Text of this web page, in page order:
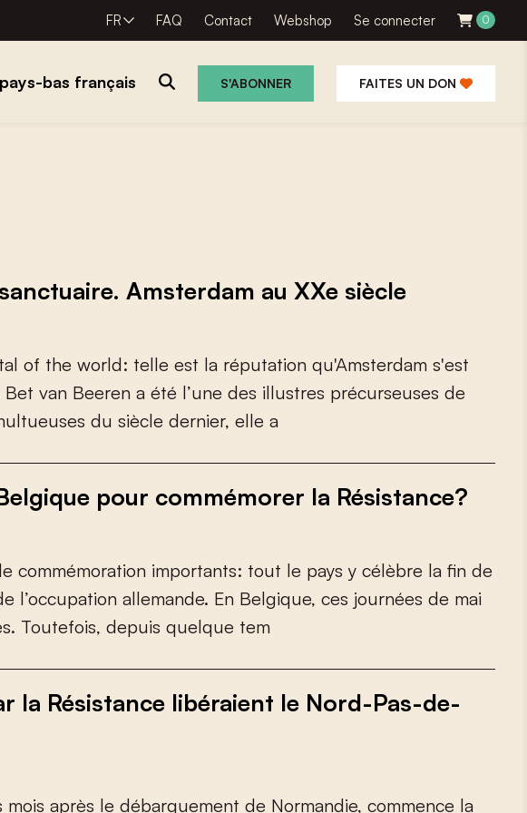
FR FAQ Contact Webshop Se connecter 0
pays-bas français S'ABONNER FAITES UN DON
Amsterdam au XXe siècle
al of the world: telle est la réputation qu'Amsterdam s'est
Bet van Beeren a été l’une des illustres précurseuses de
ultueuses du siècle dernier, elle a
pour commémorer la Résistance?
e commémoration importants: tout le pays y célèbre la fn de
e l’occupation allemande. En Belgique, ces journées de mai
s. Toutefois, depuis quelque tem
la Résistance libéraient le Nord-Pas-de-
mois après le débarquement de Normandie, commence la